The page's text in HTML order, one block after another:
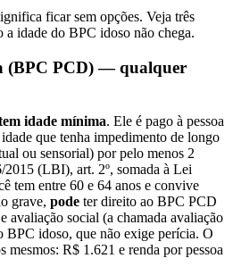
ficar sem opções. Veja três
a idade do BPC idoso não chega.
(BPC PCD) — qualquer
idade mínima. Ele é pago à pessoa
que tenha impedimento de longo
ou sensorial) por pelo menos 2
(LBI), art. 2º, somada à Lei
tem entre 60 e 64 anos e convive
grave, pode ter direito ao BPC PCD
social (a chamada avaliação
BPC idoso, que não exige perícia. O
mesmos: R$ 1.621 e renda por pessoa